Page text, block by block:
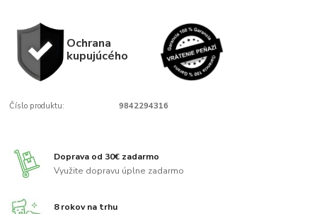
Ochrana
kupujúcého
Číslo produktu: 9842294316
Doprava od 30€ zadarmo
Využite dopravu úplne zadarmo
8 rokov na trhu